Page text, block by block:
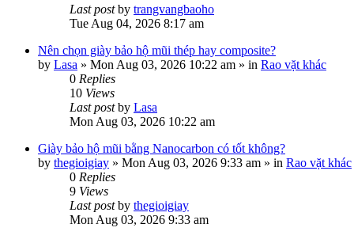
Last postby trangvangbaoho
Tue Aug 04, 2026 8:17 am
Nên chọn giày bảo hộ mũi thép hay composite?
by Lasa » Mon Aug 03, 2026 10:22 am » in Rao vặt khác
0 Replies
10 Views
Last postby Lasa
Mon Aug 03, 2026 10:22 am
Giày bảo hộ mũi bằng Nanocarbon có tốt không?
by thegioigiay » Mon Aug 03, 2026 9:33 am » in Rao vặt khác
0 Replies
9 Views
Last postby thegioigiay
Mon Aug 03, 2026 9:33 am